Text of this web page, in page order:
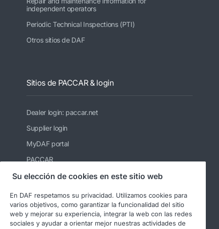
independent operators
Periodic Technical Inspections (PTI)
Otros sitios de DAF
Sitios de PACCAR & login
Dealer login: paccar.net
Supplier login
MyDAF portal
PACCAR
Kenworth
Leyland Trucks Ltd
Su elección de cookies en este sitio web
En DAF respetamos su privacidad. Utilizamos cookies para
varios objetivos, como garantizar la funcionalidad del sitio
web y mejorar su experiencia, integrar la web con las redes
sociales y ayudar a orientar mejor nuestras actividades de